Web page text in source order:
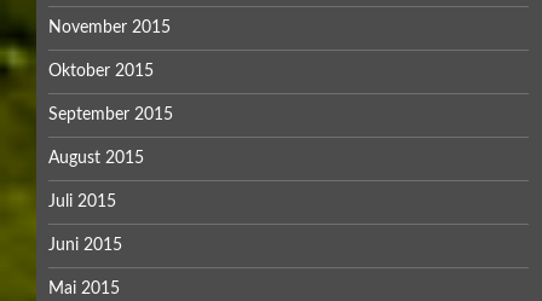
November 2015
Oktober 2015
September 2015
August 2015
Juli 2015
Juni 2015
Mai 2015